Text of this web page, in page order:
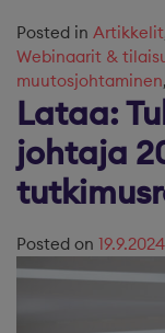
Posted in Artikkelit
Webinaarit &
muutosjohtaminen,
Lataa:
johtaja
Posted on 19.9.2024